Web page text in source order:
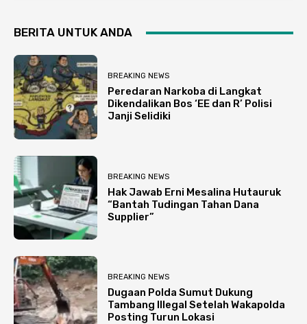
BERITA UNTUK ANDA
BREAKING NEWS
Peredaran Narkoba di Langkat
Dikendalikan Bos ‘EE dan R’ Polisi
Janji Selidiki
BREAKING NEWS
Hak Jawab Erni Mesalina Hutauruk
“Bantah Tudingan Tahan Dana
Supplier”
BREAKING NEWS
Dugaan Polda Sumut Dukung
Tambang Illegal Setelah Wakapolda
Posting Turun Lokasi